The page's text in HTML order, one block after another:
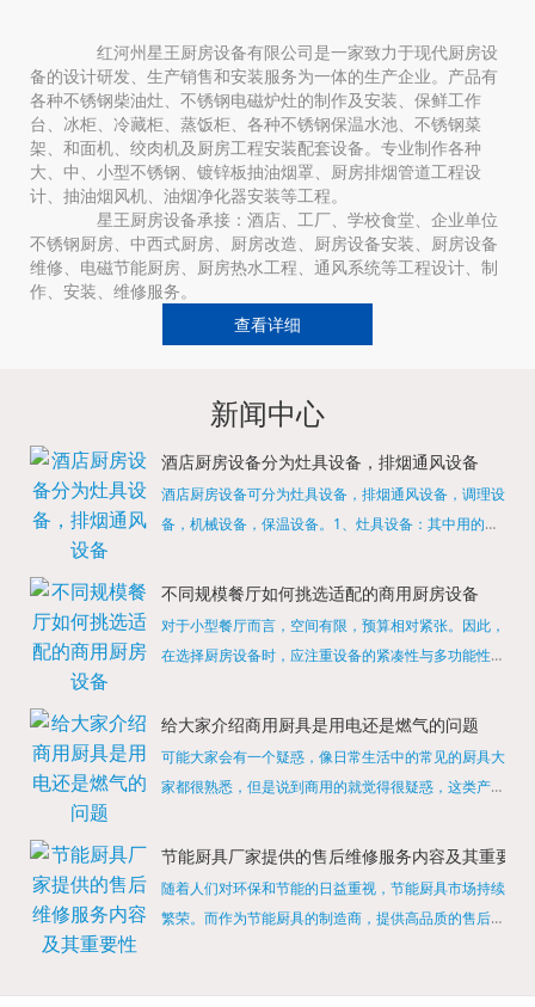
红河州星王厨房设备有限公司是一家致力于现代厨房设
备的设计研发、生产销售和安装服务为一体的生产企业。产品有
各种不锈钢柴油灶、不锈钢电磁炉灶的制作及安装、保鲜工作
台、冰柜、冷藏柜、蒸饭柜、各种不锈钢保温水池、不锈钢菜
架、和面机、绞肉机及厨房工程安装配套设备。专业制作各种
大、中、小型不锈钢、镀锌板抽油烟罩、厨房排烟管道工程设
计、抽油烟风机、油烟净化器安装等工程。
星王厨房设备承接：酒店、工厂、学校食堂、企业单位
不锈钢厨房、中西式厨房、厨房改造、厨房设备安装、厨房设备
维修、电磁节能厨房、厨房热水工程、通风系统等工程设计、制
作、安装、维修服务。
查看详细
新闻中心
酒店厨房设备分为灶具设备，排烟通风设备
酒店厨房设备可分为灶具设备，排烟通风设备，调理设
备，机械设备，保温设备。1、灶具设备：其中用的较
缺少的，经过相关检测证明的合格设备才能进行使用，
不同规模餐厅如何挑选适配的商用厨房设备
对于小型餐厅而言，空间有限，预算相对紧张。因此，
在选择厨房设备时，应注重设备的紧凑性与多功能性。
烹饪设备，既能节省空间，又能满足多样化的烹饪需
给大家介绍商用厨具是用电还是燃气的问题
可能大家会有一个疑惑，像日常生活中的常见的厨具大
家都很熟悉，但是说到商用的就觉得很疑惑，这类产品
店用的就是商用的吗?还真别说，真被大家猜对了，这
节能厨具厂家提供的售后维修服务内容及其重要性
随着人们对环保和节能的日益重视，节能厨具市场持续
繁荣。而作为节能厨具的制造商，提供高品质的售后维